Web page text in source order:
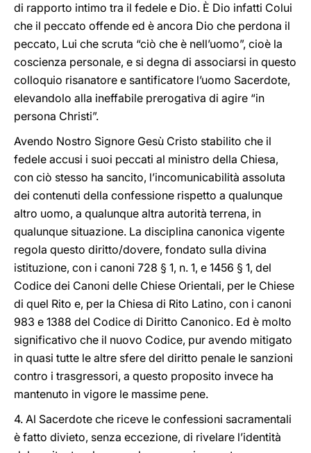
di rapporto intimo tra il fedele e Dio. È Dio infatti Colui
che il peccato offende ed è ancora Dio che perdona il
peccato, Lui che scruta “ciò che è nell’uomo”, cioè la
coscienza personale, e si degna di associarsi in questo
colloquio risanatore e santificatore l’uomo Sacerdote,
elevandolo alla ineffabile prerogativa di agire “in
persona Christi”.
Avendo Nostro Signore Gesù Cristo stabilito che il
fedele accusi i suoi peccati al ministro della Chiesa,
con ciò stesso ha sancito, l’incomunicabilità assoluta
dei contenuti della confessione rispetto a qualunque
altro uomo, a qualunque altra autorità terrena, in
qualunque situazione. La disciplina canonica vigente
regola questo diritto/dovere, fondato sulla divina
istituzione, con i canoni 728 § 1, n. 1, e 1456 § 1, del
Codice dei Canoni delle Chiese Orientali, per le Chiese
di quel Rito e, per la Chiesa di Rito Latino, con i canoni
983 e 1388 del Codice di Diritto Canonico. Ed è molto
significativo che il nuovo Codice, pur avendo mitigato
in quasi tutte le altre sfere del diritto penale le sanzioni
contro i trasgressori, a questo proposito invece ha
mantenuto in vigore le massime pene.
4. Al Sacerdote che riceve le confessioni sacramentali
è fatto divieto, senza eccezione, di rivelare l’identità